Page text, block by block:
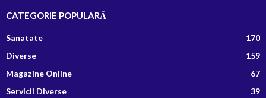
CATEGORIE POPULARĂ
Sanatate
170
Diverse
159
Magazine Online
67
Servicii Diverse
39